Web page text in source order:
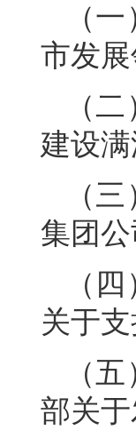
（
市发
（
建设
（
集团
（
关于
（
部关